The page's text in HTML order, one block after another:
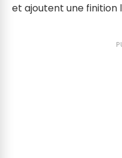
et ajoutent une finition